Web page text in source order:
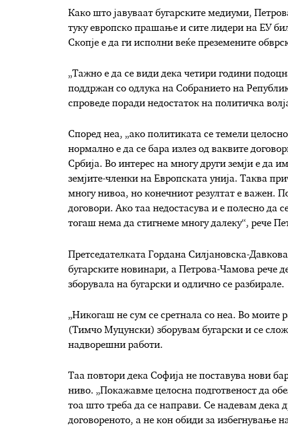
Како што јавуваат бугарските медиуми,
туку европско прашање и сите лидери на ЕУ
Скопје е да ги исполни веќе преземените
„Тажно е да се види дека четири години
поддржан со одлука на Собранието на
спроведе поради недостаток на политичка
Според неа, „ако политиката се темели
нормално е да се бара излез од ваквите
Србија. Во интерес на многу други земји е да
земјите-членки на Европската унија. Таква
многу нивоа, но конечниот резултат е важен.
договори. Ако таа недостасува и е полесно да
тогаш нема да стигнеме многу далеку“, рече
Претседателката Гордана Силјановска-
бугарските новинари, а Петрова-Чамова рече
зборувала на бугарски и одлично се разбирале.
„Никогаш не сум се сретнала со неа. Во моите
(Тимчо Муцунски) зборувам бугарски и се
надворешни работи.
Таа повтори дека Софија не поставува нови
ниво. „Покажавме целосна подготвеност да
тоа што треба да се направи. Се надевам дека
договореното, а не кон обиди за избегнување